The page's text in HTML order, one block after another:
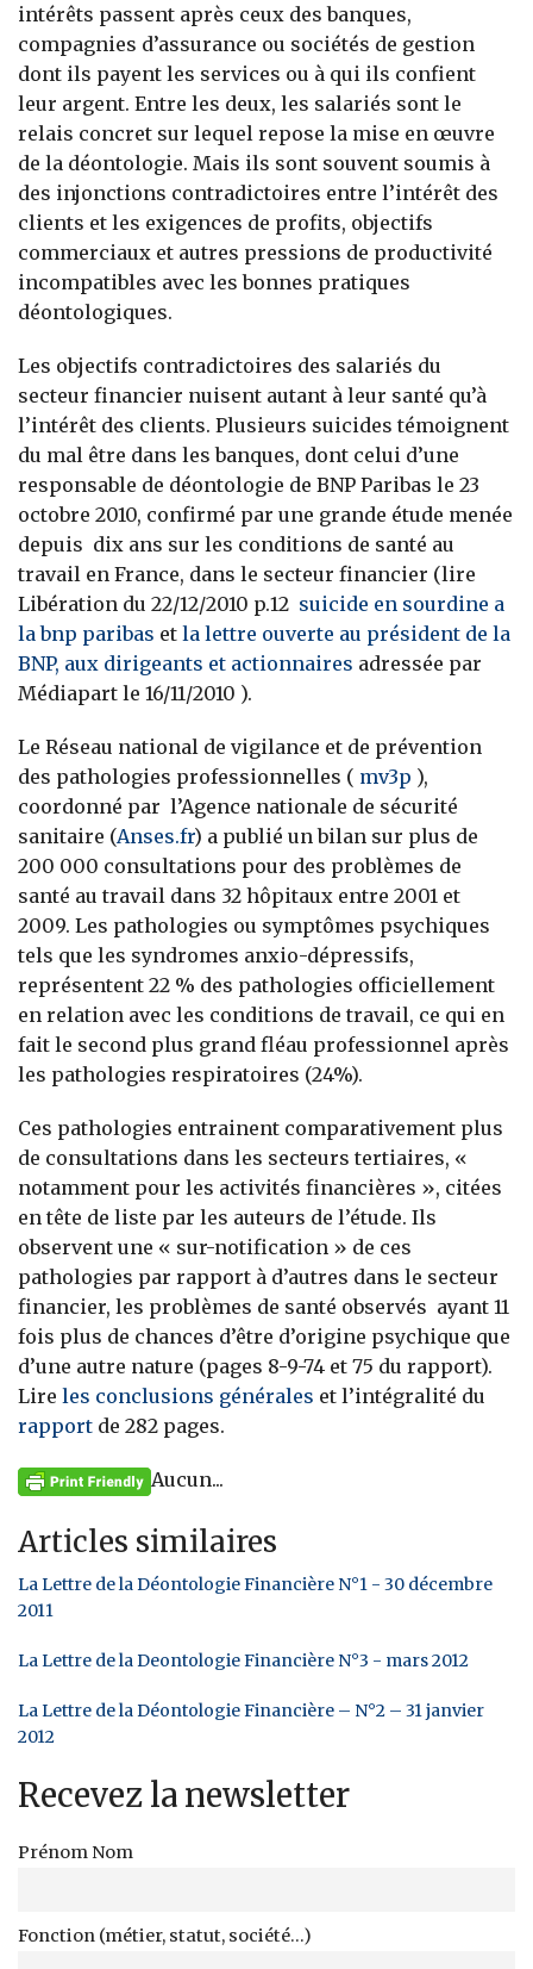
intérêts passent après ceux des banques,
compagnies d’assurance ou sociétés de gestion
dont ils payent les services ou à qui ils confient
leur argent. Entre les deux, les salariés sont le
relais concret sur lequel repose la mise en œuvre
de la déontologie. Mais ils sont souvent soumis à
des injonctions contradictoires entre l’intérêt des
clients et les exigences de profits, objectifs
commerciaux et autres pressions de productivité
incompatibles avec les bonnes pratiques
déontologiques.
Les objectifs contradictoires des salariés du
secteur financier nuisent autant à leur santé qu’à
l’intérêt des clients. Plusieurs suicides témoignent
du mal être dans les banques, dont celui d’une
responsable de déontologie de BNP Paribas le 23
octobre 2010, confirmé par une grande étude menée
depuis dix ans sur les conditions de santé au
travail en France, dans le secteur financier (lire
Libération du 22/12/2010 p.12 suicide en sourdine a
la bnp paribas et la lettre ouverte au président de la
BNP, aux dirigeants et actionnaires adressée par
Médiapart le 16/11/2010 ).
Le Réseau national de vigilance et de prévention
des pathologies professionnelles ( mv3p ),
coordonné par l’Agence nationale de sécurité
sanitaire (Anses.fr) a publié un bilan sur plus de
200 000 consultations pour des problèmes de
santé au travail dans 32 hôpitaux entre 2001 et
2009. Les pathologies ou symptômes psychiques
tels que les syndromes anxio-dépressifs,
représentent 22 % des pathologies officiellement
en relation avec les conditions de travail, ce qui en
fait le second plus grand fléau professionnel après
les pathologies respiratoires (24%).
Ces pathologies entrainent comparativement plus
de consultations dans les secteurs tertiaires, «
notamment pour les activités financières », citées
en tête de liste par les auteurs de l’étude. Ils
observent une « sur-notification » de ces
pathologies par rapport à d’autres dans le secteur
financier, les problèmes de santé observés ayant 11
fois plus de chances d’être d’origine psychique que
d’une autre nature (pages 8-9-74 et 75 du rapport).
Lire les conclusions générales et l’intégralité du
rapport de 282 pages.
Aucun...
Articles similaires
La Lettre de la Déontologie Financière N°1 - 30 décembre
2011
La Lettre de la Deontologie Financière N°3 - mars 2012
La Lettre de la Déontologie Financière – N°2 – 31 janvier
2012
Recevez la newsletter
Prénom Nom
Fonction (métier, statut, société...)